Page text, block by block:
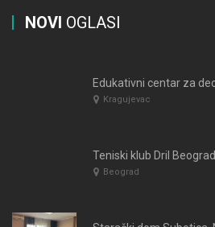
NOVI OGLASI
Kragujevac
Teniski klub Dril Beograd
Beograd